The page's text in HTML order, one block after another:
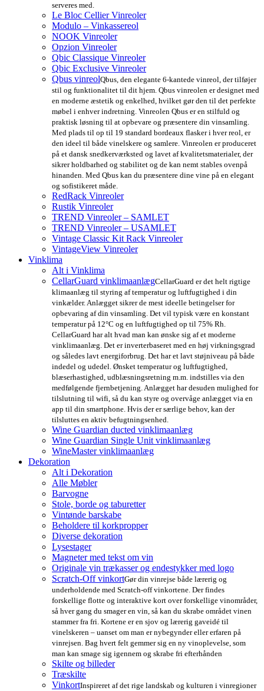
serveres med.
Le Bloc Cellier Vinreoler
Modulo – Vinkassereol
NOOK Vinreoler
Opzion Vinreoler
Qbic Classique Vinreoler
Qbic Exclusive Vinreoler
Qbus vinreolQbus, den elegante 6-kantede vinreol, der tilføjer
stil og funktionalitet til dit hjem. Qbus vinreolen er designet med
en moderne æstetik og enkelhed, hvilket gør den til det perfekte
møbel i enhver indretning. Vinreolen Qbus er en stilfuld og
praktisk løsning til at opbevare og præsentere din vinsamling.
Med plads til op til 19 standard bordeaux flasker i hver reol, er
den ideel til både vinelskere og samlere. Vinreolen er produceret
på et dansk snedkerværksted og lavet af kvalitetsmaterialer, der
sikrer holdbarhed og stabilitet og de kan nemt stables ovenpå
hinanden. Med Qbus kan du præsentere dine vine på en elegant
og sofistikeret måde.
RedRack Vinreoler
Rustik Vinreoler
TREND Vinreoler – SAMLET
TREND Vinreoler – USAMLET
Vintage Classic Kit Rack Vinreoler
VintageView Vinreoler
Vinklima
Alt i Vinklima
CellarGuard vinklimaanlægCellarGuard er det helt rigtige
klimaanlæg til styring af temperatur og luftfugtighed i din
vinkælder. Anlægget sikrer de mest ideelle betingelser for
opbevaring af din vinsamling. Det vil typisk være en konstant
temperatur på 12°C og en luftfugtighed op til 75% Rh.
CellarGuard har alt hvad man kan ønske sig af et moderne
vinklimaanlæg. Det er inverterbaseret med en høj virkningsgrad
og således lavt energiforbrug. Det har et lavt støjniveau på både
indedel og udedel. Ønsket temperatur og luftfugtighed,
blæserhastighed, udblæsningsretning m.m. indstilles via den
medfølgende fjernbetjening. Anlægget har desuden mulighed for
tilslutning til wifi, så du kan styre og overvåge anlægget via en
app til din smartphone. Hvis der er særlige behov, kan der
tilsluttes en aktiv befugtningsenhed.
Wine Guardian ducted vinklimaanlæg
Wine Guardian Single Unit vinklimaanlæg
WineMaster vinklimaanlæg
Dekoration
Alt i Dekoration
Alle Møbler
Barvogne
Stole, borde og taburetter
Vintønde barskabe
Beholdere til korkpropper
Diverse dekoration
Lysestager
Magneter med tekst om vin
Originale vin trækasser og endestykker med logo
Scratch-Off vinkortGør din vinrejse både lærerig og
underholdende med Scratch-off vinkortene. Der findes
forskellige flotte og interaktive kort over forskellige vinområder,
så hver gang du smager en vin, så kan du skrabe området vinen
stammer fra fri. Kortene er en sjov og lærerig gaveidé til
vinelskeren – uanset om man er nybegynder eller erfaren på
vinrejsen. Bag hvert felt gemmer sig en ny vinoplevelse, som
man kan smage sig igennem og skrabe fri efterhånden
Skilte og billeder
Træskilte
VinkortInspireret af det rige landskab og kulturen i vinregioner